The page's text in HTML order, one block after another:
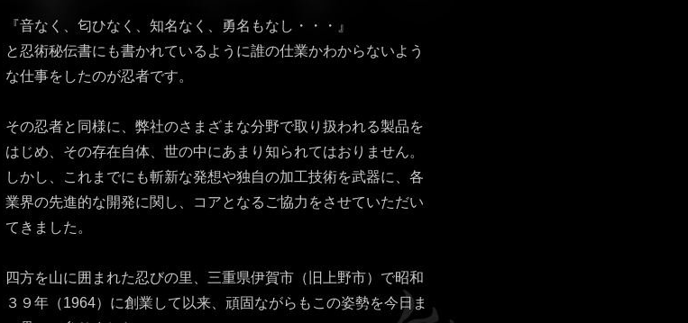
『音なく、匂ひなく、知名なく、勇名もなし・・・』
と忍術秘伝書にも書かれているように誰の仕業かわからないよう
な仕事をしたのが忍者です。
その忍者と同様に、弊社のさまざまな分野で取り扱われる製品を
はじめ、その存在自体、世の中にあまり知られてはおりません。
しかし、これまでにも斬新な発想や独自の加工技術を武器に、各
業界の先進的な開発に関し、コアとなるご協力をさせていただい
てきました。
四方を山に囲まれた忍びの里、三重県伊賀市（旧上野市）で昭和
３９年（1964）に創業して以来、頑固ながらもこの姿勢を今日ま